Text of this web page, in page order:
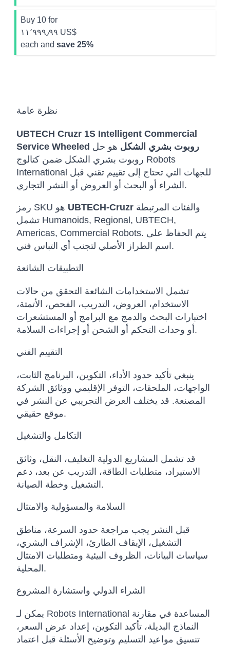
Buy 10 for
١١٬٩٩٩٫٩٩ US$
each and save 25%
نظرة عامة
UBTECH Cruzr 1S Intelligent Commercial
Service Wheeled روبوت بشري الشكل هو حل
روبوت بشري الشكل ضمن كتالوج Robots
International للجهات التي تحتاج إلى تقييم تقني قبل
الشراء أو البحث أو العروض أو النشر التجاري.
UBTECH-Cruzr
تشمل Humanoids, Regional, UBTECH,
Americas, Commercial Robots. يتم الحفاظ على
اسم الطراز الأصلي لتجنب أي التباس فني.
التطبيقات الشائعة
تشمل الاستخدامات الشائعة التحقق من حالات
الاستخدام، العروض، التدريب، الفحص، الأتمتة،
اختبارات البحث والدمج مع البرامج أو المستشعرات
أو وحدات التحكم أو الشحن أو إجراءات السلامة.
التقييم الفني
ينبغي تأكيد حدود الأداء، التكوين، البرنامج الثابت،
الواجهات، الملحقات، التوفر الإقليمي ووثائق الشركة
المصنعة. قد يختلف العرض التجريبي عن النشر في
موقع حقيقي.
التكامل والتشغيل
قد تشمل المشاريع الدولية التغليف، النقل، وثائق
الاستيراد، متطلبات الطاقة، التدريب عن بعد، دعم
التشغيل وخطة الصيانة.
السلامة والمسؤولية والامتثال
قبل النشر يجب مراجعة حدود السرعة، مناطق
التشغيل، الإيقاف الطارئ، الإشراف البشري،
سياسات البيانات، الظروف البيئية ومتطلبات الامتثال
المحلية.
الشراء الدولي واستشارة المشروع
يمكن لـ Robots International المساعدة في مقارنة
النماذج البديلة، تأكيد التكوين، إعداد عرض السعر،
تنسيق مواعيد التسليم وتوضيح الأسئلة قبل اعتماد